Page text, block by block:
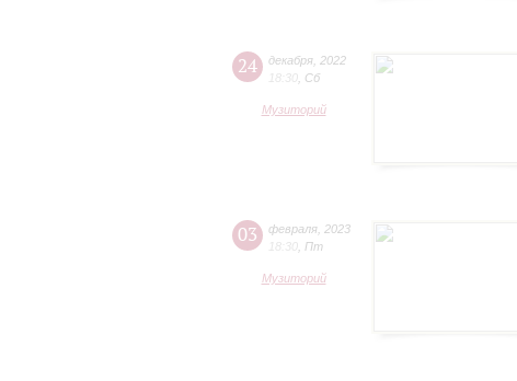
24 декабря 2022
18:30 Сб
Музиторий
03 февраля 2023
18:30 Пт
Музиторий